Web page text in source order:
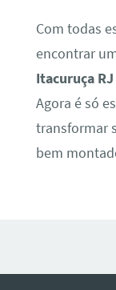
Com todas
encontrar
Itacuruça RJ
Agora é só
transformar
bem